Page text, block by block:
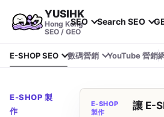
YUSIHK
Hong Kong
SEO / GEO
SEO Search SEO
E-SHOP SEO 數碼營銷 YouTube 營銷
E-SHOP 製
作
E-SHOP
製作
讓 E-